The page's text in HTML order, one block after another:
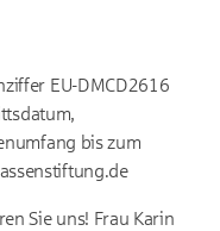
EU-DMCD2616
bis zum
Sie uns! Frau Karin